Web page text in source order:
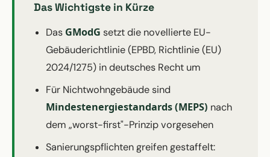
Das Wichtigste in Kürze
Das GModG setzt die novellierte EU-
Gebäuderichtlinie (EPBD, Richtlinie (EU)
2024/1275) in deutsches Recht um
Für Nichtwohngebäude sind
Mindestenergiestandards (MEPS) nach
dem „worst-first"-Prinzip vorgesehen
Sanierungspflichten greifen gestaffelt: